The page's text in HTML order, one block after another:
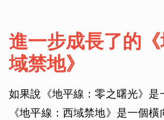
進一步成長了的
域禁地》
如果說《地平線：零之曙光》是
《地平線：西域禁地》是一個